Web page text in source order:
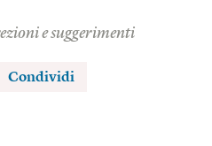
e suggerimenti
Condividi